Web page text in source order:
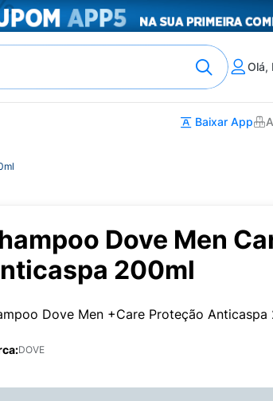
Olá,
Baixar App
Dove Men
200ml
Dove Men +Care Proteção Anticaspa
DOVE